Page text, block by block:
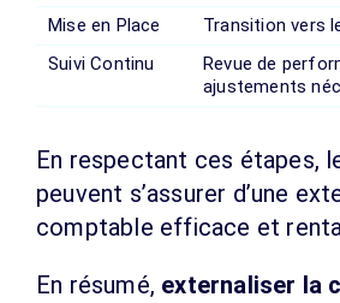
Mise en Place
Transition vers
Suivi Continu
Revue de
ajustements
En respectant ces étapes,
peuvent s’assurer d’une
comptable efficace et
En résumé, externaliser la